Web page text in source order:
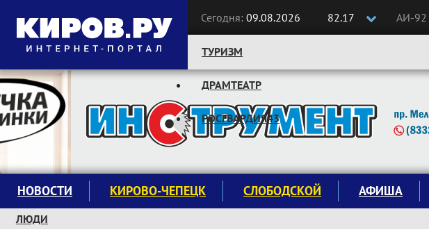
Сегодня: 09.08.2026 82.17 АИ-92
Следите за новостями:
ТУРИЗМ
ДРАМТЕАТР
РОСГВАРДИЯ43
НОВОСТИ КИРОВО-ЧЕПЕЦК СЛОБОДСКОЙ АФИША
ЛЮДИ